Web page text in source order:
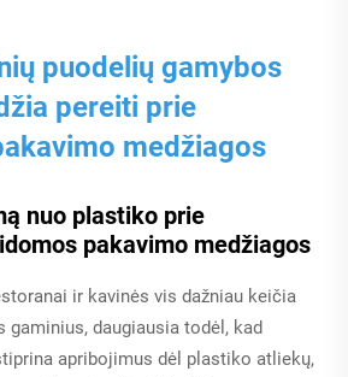
puodelių gamybos
pereiti prie
medžiagos
nuo plastiko prie
pakavimo medžiagos
ir kavinės vis dažniau keičia
gaminius, daugiausia todėl, kad
apribojimus dėl plastiko atliekų,